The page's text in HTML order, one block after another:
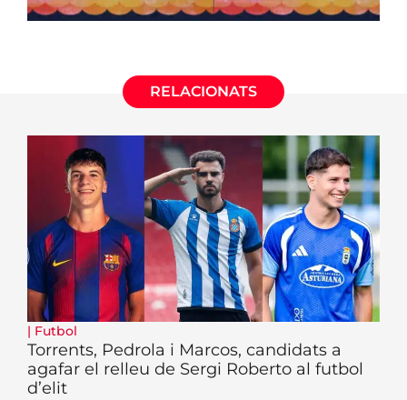
RELACIONATS
| Futbol
Torrents, Pedrola i Marcos, candidats a
agafar el relleu de Sergi Roberto al futbol
d’elit